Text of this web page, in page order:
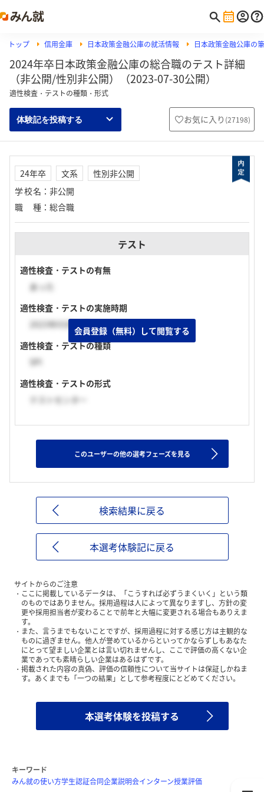
トップ 信用金庫 日本政策金融公庫の就活情報 日本政策金融公庫の
2024年卒日本政策金融公庫の総合職のテスト詳細
（非公開/性別非公開）（2023-07-30公開）
適性検査・テストの種類・形式
体験記を投稿する お気に入り (27198)
24年卒 文系
性別非公開
学校名 ： 非公開
職種 ： 総合職
テスト
適性検査・テストの有無
あった
適性検査・テストの実施時期
2023年03月上旬
適性検査・テストの種類
SPI
適性検査・テストの形式
テストセンター
会員登録（無料）して閲覧する
このユーザーの他の選考フェーズを見る
検索結果に戻る
本選考体験記に戻る
サイトからのご注意
ここに掲載しているデータは、「こうすれば必ずうまくいく」という類
のものではありません。採用過程は人によって異なりますし、方針の変
更や採用担当者が変わることで前年と大幅に変更される場合もありえま
す。
また、言うまでもないことですが、採用過程に対する感じ方は主観的な
ものに過ぎません。他人が誉めているからといってかならずしもあなた
にとって望ましい企業とは言い切れませんし、ここで評価の高くない企
業であっても素晴らしい企業はあるはずです。
掲載された内容の真偽、評価の信頼性について当サイトは保証しかねま
す。あくまでも「一つの結果」として参考程度にとどめてください。
本選考体験を投稿する
キーワード
みん就の使い方学生認証合同企業説明会インターン授業評価